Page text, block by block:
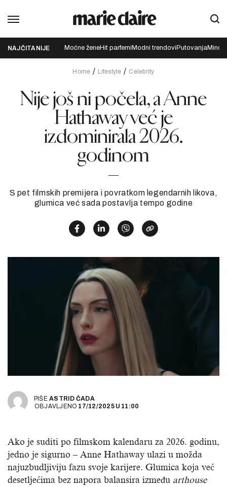
NAJČITANIJE Moćne ženeHit parfemi Modni trendovi Putovanja
Home Lifestyle Celebrity
Nije još ni počela, a Anne
Hathaway već je
izdominirala 2026.
godinom
S pet filmskih premijera i povratkom legendarnih likova,
glumica već sada postavlja tempo godine
PIŠEASTRID ČADA
OBJAVLJENO 17/12/2025 U 11:00
Ako je suditi po filmskom kalendaru za 2026. godinu,
jedno je sigurno – Anne Hathaway ulazi u možda
najuzbudljiviju fazu svoje karijere. Glumica koja već
desetljećima bez napora balansira između arthouse